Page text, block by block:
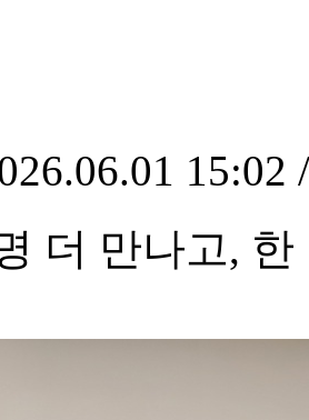
15:02
더 만나고,